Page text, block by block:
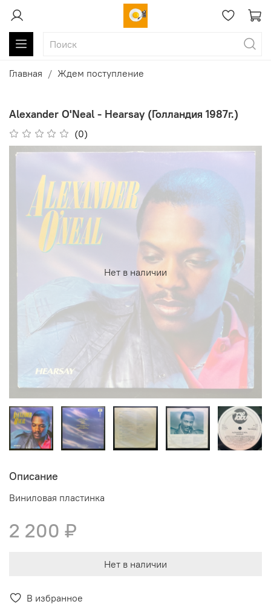
Главная Ждем поступление
Alexander O'Neal - Hearsay (Голландия 1987г.)
(0)
В избранное
Нет в наличии
Описание
Виниловая пластинка
2 200 ₽
Нет в наличии